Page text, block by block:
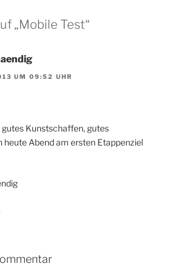
„Mobile Test“
UM 09:52 UHR
gutes Kunstschaffen, gutes
heute Abend am ersten Etappenziel